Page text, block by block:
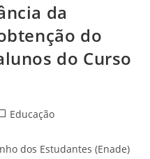
da
do
do Curso
Educação
dos Estudantes (Enade)